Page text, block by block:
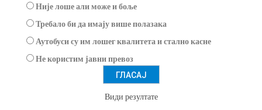
Није лоше али може и боље
Требало би да имају више полазака
Аутобуси су им лошег квалитета и стално касне
Не користим јавни превоз
Види резултате